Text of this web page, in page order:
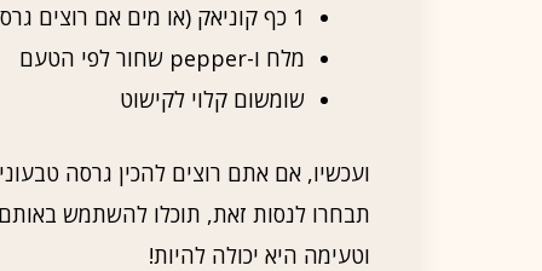
1 כף קוניאק (או מים אם רוצים גרסה בלי אלכוהול)
מלח ו-pepper שחור לפי הטעם
שומשום קלוי לקישוט
ועכשיו, אם אתם רוצים להכין גרסה
תבחרו לנסות זאת, תוכלו להשתמש
וטעימה היא יכולה להיות!